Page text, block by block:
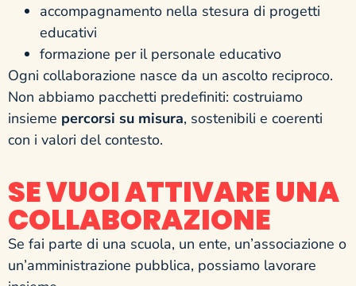
accompagnamento nella stesura di progetti
educativi
formazione per il personale educativo
Ogni collaborazione nasce da un ascolto reciproco.
Non abbiamo pacchetti predefiniti: costruiamo
insieme percorsi su misura, sostenibili e coerenti
con i valori del contesto.
SE VUOI ATTIVARE UNA
COLLABORAZIONE
Se fai parte di una scuola, un ente, un’associazione o
un’amministrazione pubblica, possiamo lavorare